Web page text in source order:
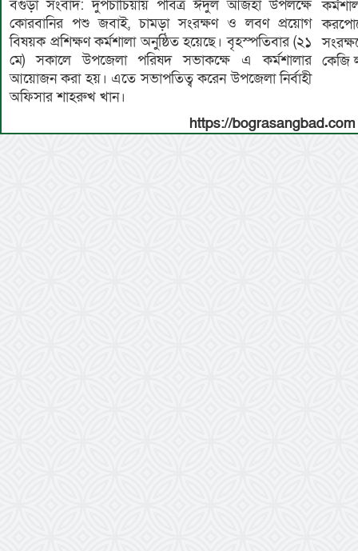
বগুড়া সংবাদ: দুপচাঁচিয়ায় পবিত্র ঈদুল আজহা উপলক্ষে
কোরবানির পশু জবাই, চামড়া সংরক্ষণ ও লবণ প্রয়োগ
বিষয়ক প্রশিক্ষণ কর্মশালা অনুষ্ঠিত হয়েছে। বৃহস্পতিবার (২১
মে) সকালে উপজেলা পরিষদ সভাকক্ষে এ কর্মশালার
আয়োজন করা হয়। এতে সভাপতিত্ব করেন উপজেলা নির্বাহী
অফিসার শাহরুখ খান।
কেজি
https://